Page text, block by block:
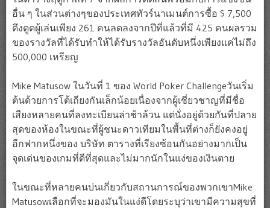
อื่น ๆ ในส่วนต่างๆของประเทศทัวร์นาเมนต์การซื้อ $ 7,500
ดึงดูดผู้เล่นเพียง 261 คนลดลงจากปีที่แล้วที่มี 425 คนผลรวม
ของรางวัลที่ได้รับทำให้ได้รับรางวัลอันดับหนึ่งเพียงแค่ไม่ถึง
500,000 เหรียญ
Mike Matusow ในวันที่ 1 ของ World Poker Challengeวันเริ่ม
ต้นด้วยการโต้เถียงกันเล็กน้อยเนื่องจากผู้เชี่ยวชาญที่มีชื่อ
เสียงหลายคนที่ลงทะเบียนล่าช้าล้วน แต่นั่งอยู่ด้วยกันที่ปลาย
สุดของห้องในขณะที่ผู้ชนะดาวเทียมในพื้นที่ต่างก็ยังคงอยู่
อีกฟากหนึ่งของ บริษัท ตารางที่เรียงซ้อนกันอย่างมากเป็น
จุดเด่นของเกมที่ดีที่สุดและไม่มากนักในแง่ของเงินตาย
ในขณะที่หลายคนบ่นเกี่ยวกับสถานการณ์ของพวกเขาMike
Matusowเลือกที่จะมองมันในแง่ดีโดยระบุว่าเขามีความสุขที่